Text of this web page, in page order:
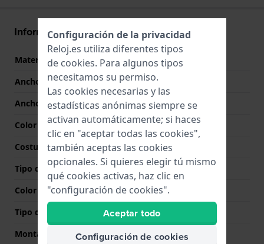
Información Correa
Material correa
Cuero
Ancho de correa
22 mm
Ancho de las asas
22 mm
Color de correa
Marrón
Costura de color
Marrón
Tipo de cierre
Hebilla
Color del cierre
Plateado
Tipo de montaje
Pasadores de resorte
Montaje Recto
Si
Configuración de la privacidad
Reloj.es utiliza diferentes tipos
de cookies. Para algunos tipos
necesitamos su permiso.
Las cookies necesarias y las
estadísticas anónimas siempre se
activan automáticamente; si haces
clic en "aceptar todas las cookies",
también aceptas las cookies
opcionales. Si quieres elegir tú mismo
qué cookies activas, haz clic en
"configuración de cookies".
Aceptar todo
Configuración de cookies